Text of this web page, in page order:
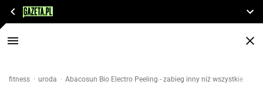
fitness uroda Abacosun Bio Electro Peeling - zabieg inny niż wszystkie